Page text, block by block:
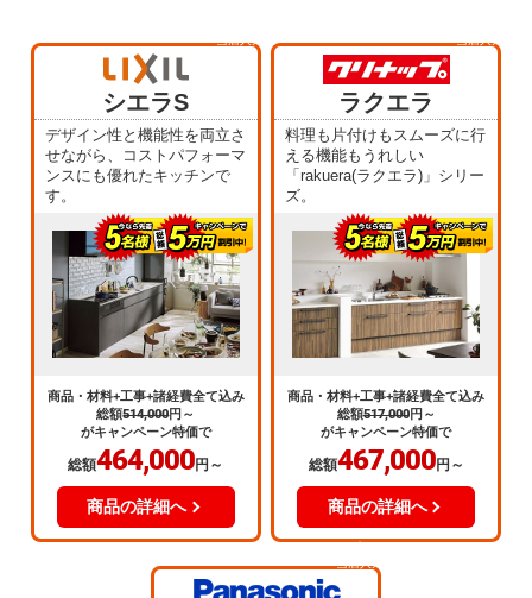
シエラS
デザイン性と機能性を両立さ
せながら、コストパフォーマ
ンスにも優れたキッチンで
す。
商品・材料+工事+諸経費全て込み
総額514,000円～
がキャンペーン特価で
総額464,000円～
商品の詳細へ
ラクエラ
料理も片付けもスムーズに行
える機能もうれしい
「rakuera(ラクエラ)」シリー
ズ。
商品・材料+工事+諸経費全て込み
総額517,000円～
がキャンペーン特価で
総額467,000円～
商品の詳細へ
当店人気